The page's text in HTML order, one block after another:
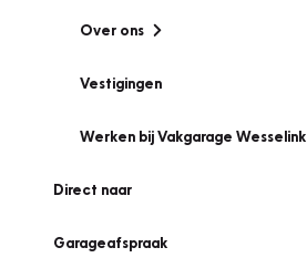
Over ons
Vestigingen
Werken bij Vakgarage Wesselink
Direct naar
Garageafspraak